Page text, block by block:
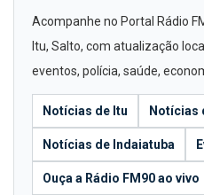
Acompanhe no Portal Rádio
Itu, Salto, com atualização
eventos, polícia, saúde,
Notícias de Itu Notícias
Notícias de Indaiatuba
Ouça a Rádio FM90 ao vivo